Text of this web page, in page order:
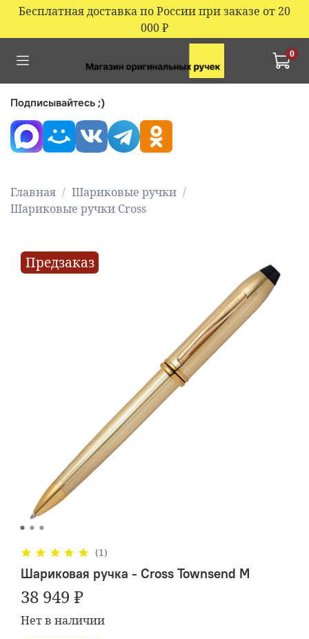
Бесплатная доставка по России при заказе от 20
000₽
0
Главная
Шариковые ручки
Шариковые ручки Cross
Предзаказ
(1)
Шариковая ручка - Cross Townsend M
38 949 ₽
Нет в наличии
Подписывайтесь ;)